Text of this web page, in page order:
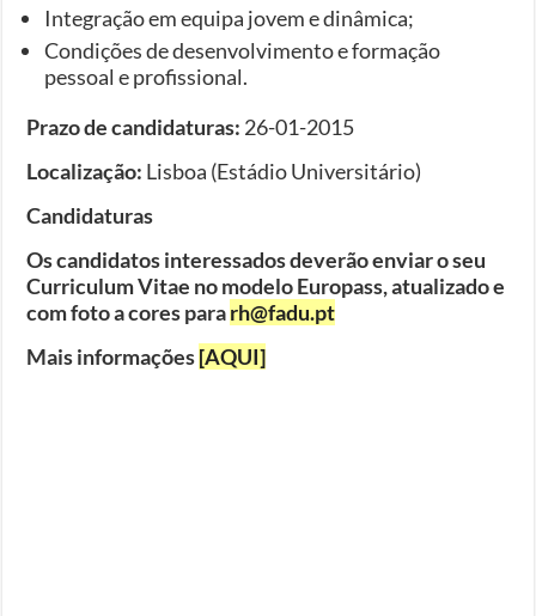
Integração em equipa jovem e dinâmica;
Condições de desenvolvimento e formação
pessoal e profissional.
Prazo de candidaturas: 26-01-2015
Localização: Lisboa (Estádio Universitário)
Candidaturas
Os candidatos interessados deverão enviar o seu
Curriculum Vitae no modelo Europass, atualizado e
com foto a cores pararh@fadu.pt
Mais informações[AQUI]